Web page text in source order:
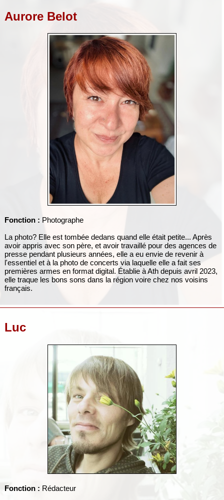
Aurore Belot
Fonction : Photographe
La photo? Elle est tombée dedans quand elle était petite... Après
avoir appris avec son père, et avoir travaillé pour des agences de
presse pendant plusieurs années, elle a eu envie de revenir à
l'essentiel et à la photo de concerts via laquelle elle a fait ses
premières armes en format digital. Établie à Ath depuis avril 2023,
elle traque les bons sons dans la région voire chez nos voisins
français.
Luc
Fonction : Rédacteur